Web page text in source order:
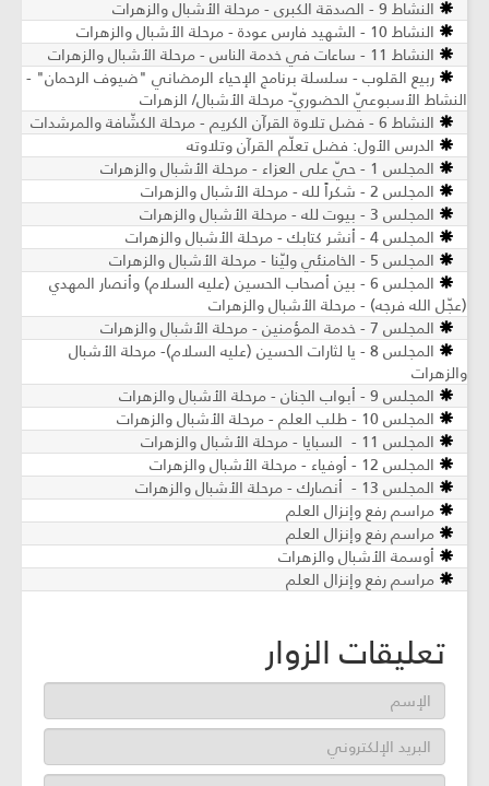
النشاط 9 - الصدقة الكبرى - مرحلة الأشبال والزهرات
النشاط 10 - الشهيد فارس عودة - مرحلة الأشبال والزهرات
النشاط 11 - ساعات في خدمة الناس - مرحلة الأشبال والزهرات
ربيع القلوب - سلسلة برنامج الإحياء الرمضاني "ضيوف الرحمان" -
النشاط الأسبوعيّ الحضوريّ- مرحلة الأشبال/ الزهرات
النشاط 6 - فضل تلاوة القرآن الكريم - مرحلة الكشّافة والمرشدات
الدرس الأول: فضل تعلّم القرآن وتلاوته
المجلس 1 - حيّ على العزاء - مرحلة الأشبال والزهرات
المجلس 2 - شكراً لله - مرحلة الأشبال والزهرات
المجلس 3 - بيوت لله - مرحلة الأشبال والزهرات
المجلس 4 - أنشر كتابك - مرحلة الأشبال والزهرات
المجلس 5 - الخامنئي وليّنا - مرحلة الأشبال والزهرات
المجلس 6 - بين أصحاب الحسين (عليه السلام) وأنصار المهدي
(عجّل الله فرجه) - مرحلة الأشبال والزهرات
المجلس 7 - خدمة المؤمنين - مرحلة الأشبال والزهرات
المجلس 8 - يا لثارات الحسين (عليه السلام)- مرحلة الأشبال
والزهرات
المجلس 9 - أبواب الجنان - مرحلة الأشبال والزهرات
المجلس 10 - طلب العلم - مرحلة الأشبال والزهرات
المجلس 11 - السبايا - مرحلة الأشبال والزهرات
المجلس 12 - أوفياء - مرحلة الأشبال والزهرات
المجلس 13 - أنصارك - مرحلة الأشبال والزهرات
مراسم رفع وإنزال العلم
مراسم رفع وإنزال العلم
أوسمة الأشبال والزهرات
مراسم رفع وإنزال العلم
تعليقات الزوار